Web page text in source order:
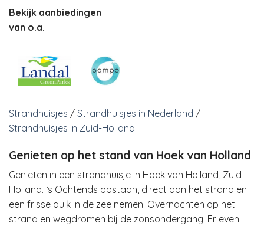
Bekijk aanbiedingen
van o.a.
Strandhuisjes / Strandhuisjes in Nederland /
Strandhuisjes in Zuid-Holland
Genieten op het stand van Hoek van Holland
Genieten in een strandhuisje in Hoek van Holland, Zuid-
Holland. ‘s Ochtends opstaan, direct aan het strand en
een frisse duik in de zee nemen. Overnachten op het
strand en wegdromen bij de zonsondergang. Er even